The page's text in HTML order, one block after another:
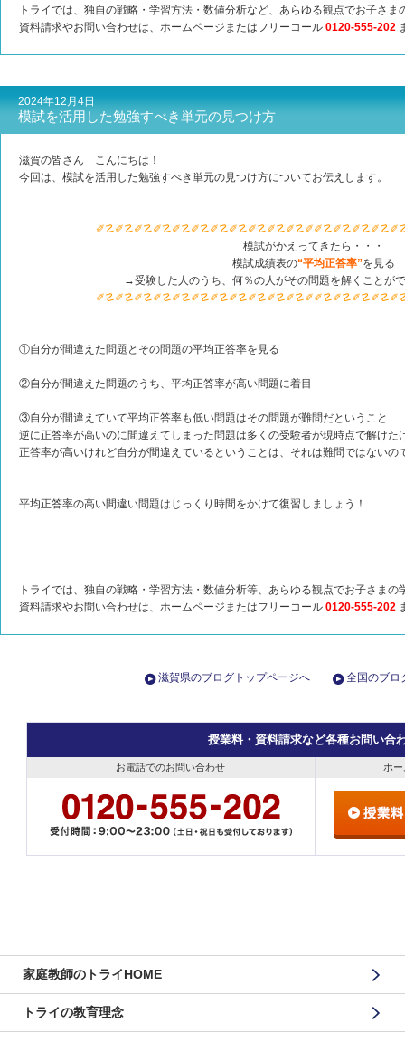
トライでは、独自の戦略・学習方法・数値分析など、あらゆる観点でお子さま
資料請求やお問い合わせは、ホームページまたはフリーコール 0120-555-202
2024年12月4日
模試を活用した勉強すべき単元の見つけ方
滋賀の皆さん こんにちは！
今回は、模試を活用した勉強すべき単元の見つけ方についてお伝えします。
模試がかえってきたら・・・
模試成績表の“平均正答率”を見る
→受験した人のうち、何％の人がその問題を解くことが
①自分が間違えた問題とその問題の平均正答率を見る
②自分が間違えた問題のうち、平均正答率が高い問題に着目
③自分が間違えていて平均正答率も低い問題はその問題が難問だということ
逆に正答率が高いのに間違えてしまった問題は多くの受験者が現時点で解け
正答率が高いけれど自分が間違えているということは、それは難問ではないの
平均正答率の高い間違い問題はじっくり時間をかけて復習しましょう！
トライでは、独自の戦略・学習方法・数値分析等、あらゆる観点でお子さまの
資料請求やお問い合わせは、ホームページまたはフリーコール 0120-555-202
滋賀県のブログトップページへ 全国のブロ
授業料・資料請求など各種お問い合
お電話でのお問い合わせ ホ
家庭教師のトライHOME
トライの教育理念